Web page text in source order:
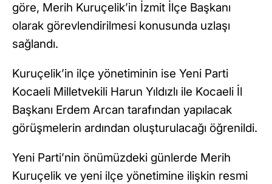
göre, Merih Kuruçelik’in İzmit İlçe Başkanı
olarak görevlendirilmesi konusunda uzlaşı
sağlandı.
Kuruçelik’in ilçe yönetiminin ise Yeni Parti
Kocaeli Milletvekili Harun Yıldızlı ile Kocaeli İl
Başkanı Erdem Arcan tarafından yapılacak
görüşmelerin ardından oluşturulacağı öğrenildi.
Yeni Parti’nin önümüzdeki günlerde Merih
Kuruçelik ve yeni ilçe yönetimine ilişkin resmi